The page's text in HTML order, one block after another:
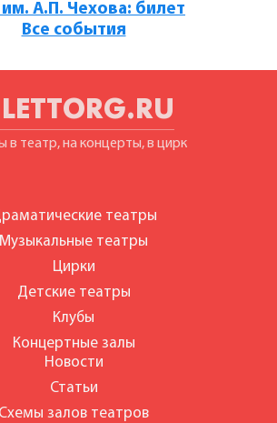
А.П. Чехова: билет
Все события
в театр, на концерты, в цирк
театры
Музыкальные театры
Цирки
Детские театры
Клубы
Концертные залы
Новости
Статьи
Схемы залов театров